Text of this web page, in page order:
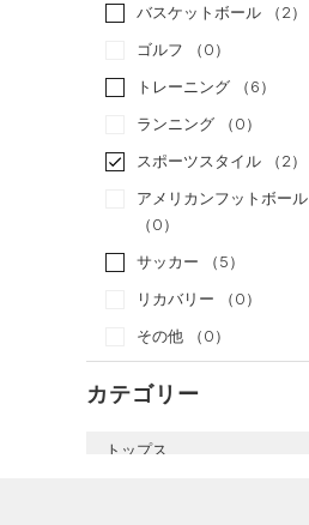
バスケットボール
（2）
ゴルフ
（0）
トレーニング
（6）
ランニング
（0）
スポーツスタイル
（2）
アメリカンフットボール
（0）
サッカー
（5）
リカバリー
（0）
その他
（0）
カテゴリー
トップス